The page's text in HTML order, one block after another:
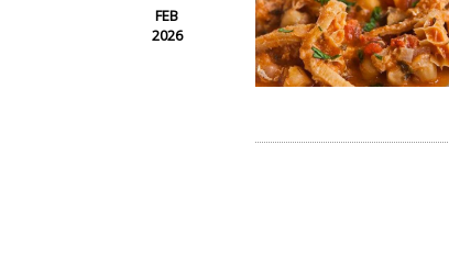
FEB
2026